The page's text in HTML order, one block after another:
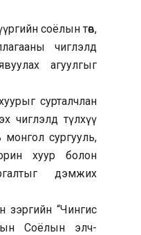
соёлын төв,
чиглэлд
агуулгыг
сурталчлан
чиглэлд түлхүү
монгол сургууль,
хуур болон
дэмжих
“Чингис
Соёлын элч-